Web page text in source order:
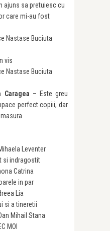
ajuns sa pretuiesc cu
care mi-au fost
Buciuta
vis
Buciuta
Caragea – Este greu
perfect copiii, dar
Leventer
si indragostit
in par
Lia
si a tineretii
Stana
MOI